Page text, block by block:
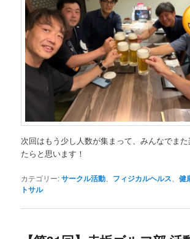
次回はもう少し人数が集まって、みんなでま
たらと思います！
カテゴリー:サークル活動、 フィジカルヘルス、健
トサル